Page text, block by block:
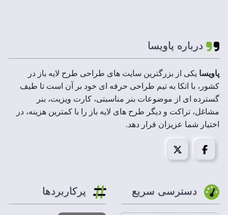
درباره پاویسا
پاویسا یکی از بزرگترین سایت های طراحی طرح لایه باز در
کشور، با اتکا به تیم طراحی حرفه ای خود بر آن است تا طیف
گسترده ای از موضوعات بنر مناسبتی، کارت ویزیت، بنر
مشاغل، تراکت و دیگر طرح های لایه باز را با کمترین هزینه، در
اختیار شما عزیزان قرار دهد.
دسترسی سریع پرکاربردها